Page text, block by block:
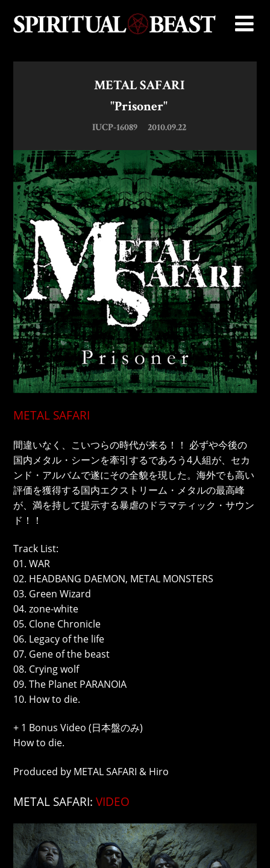
METAL SAFARI
"Prisoner"
IUCP-16089 2010.09.22
METAL SAFARI
間違いなく、こいつらの時代が来る！！ 必ずや今後の
国内メタル・シーンを牽引するであろう4人組が、セカ
ンド・アルバムで遂にその全貌を現した。海外でも高い
評価を獲得する国内エクストリーム・メタルの最高峰
が、満を持して提示する暴虐のドラマティック・サウン
ド！！
Track List:
01. WAR
02. HEADBANG DAEMON, METAL MONSTERS
03. Green Wizard
04. zone-white
05. Clone Chronicle
06. Legacy of the life
07. Gene of the beast
08. Crying wolf
09. The Planet PARANOIA
10. How to die.
+ 1 Bonus Video (日本盤のみ)
How to die.
Produced by METAL SAFARI & Hiro
METAL SAFARI:VIDEO